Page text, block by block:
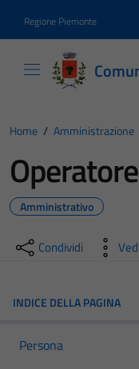
Regione Piemonte
Home / Amministrazione
Amministrativo
Condividi
INDICE DELLA PAGINA
Persona